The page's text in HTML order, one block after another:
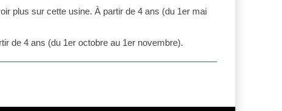
plus sur cette usine. À partir de 4 ans (du 1er mai
de 4 ans (du 1er octobre au 1er novembre).